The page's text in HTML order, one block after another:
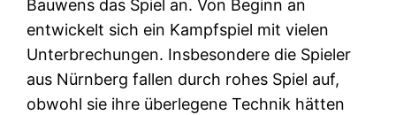
Bauwens das Spiel an. Von Beginn an
entwickelt sich ein Kampfspiel mit vielen
Unterbrechungen. Insbesondere die Spieler
aus Nürnberg fallen durch rohes Spiel auf,
obwohl sie ihre überlegene Technik hätten